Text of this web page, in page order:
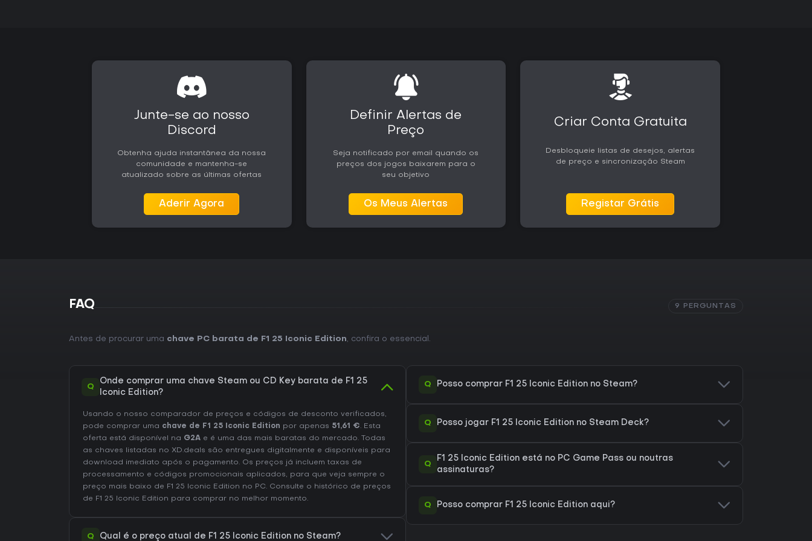
Junte-se ao nosso
Discord
Obtenha ajuda instantânea da nossa
comunidade e mantenha-se
atualizado sobre as últimas ofertas
Aderir Agora
Definir Alertas de
Preço
Seja notificado por email quando os
preços dos jogos baixarem para o
seu objetivo
Os Meus Alertas
Criar Conta Gratuita
Desbloqueie listas de desejos, alertas
de preço e sincronização Steam
Registar Grátis
FAQ 9 PERGUNTAS
Antes de procurar uma chave PC barata de F1 25 Iconic Edition, confira o essencial.
Q
Onde comprar uma chave Steam ou CD Key barata de F1 25
Iconic Edition?
Usando o nosso comparador de preços e códigos de desconto verificados,
pode comprar uma chave de F1 25 Iconic Edition por apenas 51,61 €. Esta
oferta está disponível na G2A e é uma das mais baratas do mercado. Todas
as chaves listadas no XD.deals são entregues digitalmente e disponíveis para
download imediato após o pagamento. Os preços já incluem taxas de
processamento e códigos promocionais aplicados, para que veja sempre o
preço mais baixo de F1 25 Iconic Edition no PC. Consulte o histórico de preços
de F1 25 Iconic Edition para comprar no melhor momento.
Q Qual é o preço atual de F1 25 Iconic Edition no Steam?
Q Posso comprar F1 25 Iconic Edition no Steam?
Q Posso jogar F1 25 Iconic Edition no Steam Deck?
Q
F1 25 Iconic Edition está no PC Game Pass ou noutras
assinaturas?
Q Posso comprar F1 25 Iconic Edition aqui?